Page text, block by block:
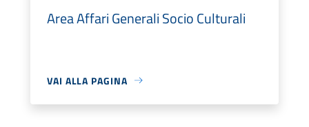
Area Affari Generali Socio Culturali
VAI ALLA PAGINA